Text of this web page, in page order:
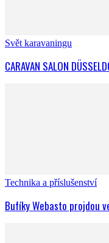
Svět karavaningu
CARAVAN SALON
Technika a příslušenství
Bufíky Webasto projdou